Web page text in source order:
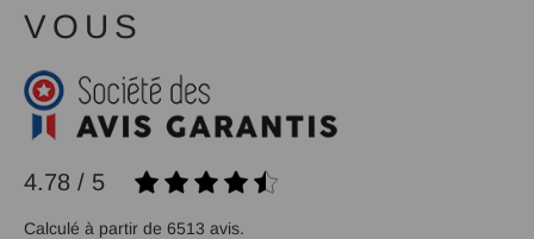
VOUS
4.78 / 5
Calculé à partir de 6513 avis.